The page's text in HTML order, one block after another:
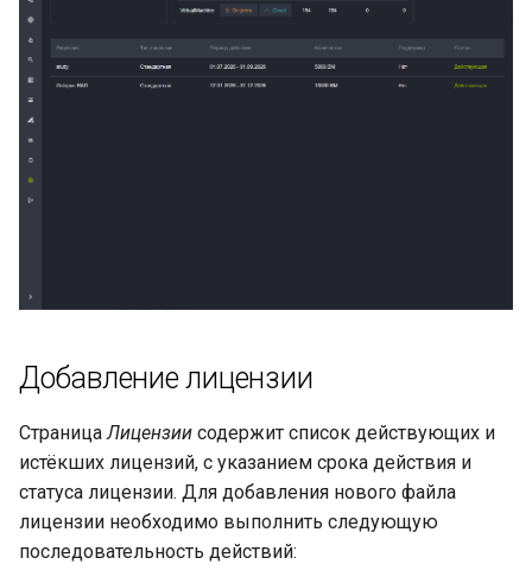
Добавление лицензии
Страница Лицензии содержит список действующих и
истёкших лицензий, с указанием срока действия и
статуса лицензии. Для добавления нового файла
лицензии необходимо выполнить следующую
последовательность действий: